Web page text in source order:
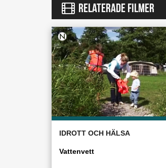
RELATERADE FILMER
IDROTT OCH HÄLSA
Vattenvett